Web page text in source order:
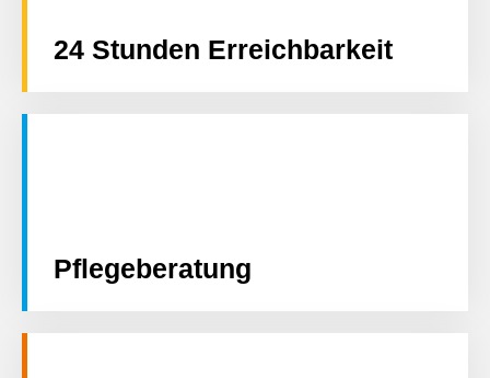
24 Stunden Erreichbarkeit
Pflegeberatung